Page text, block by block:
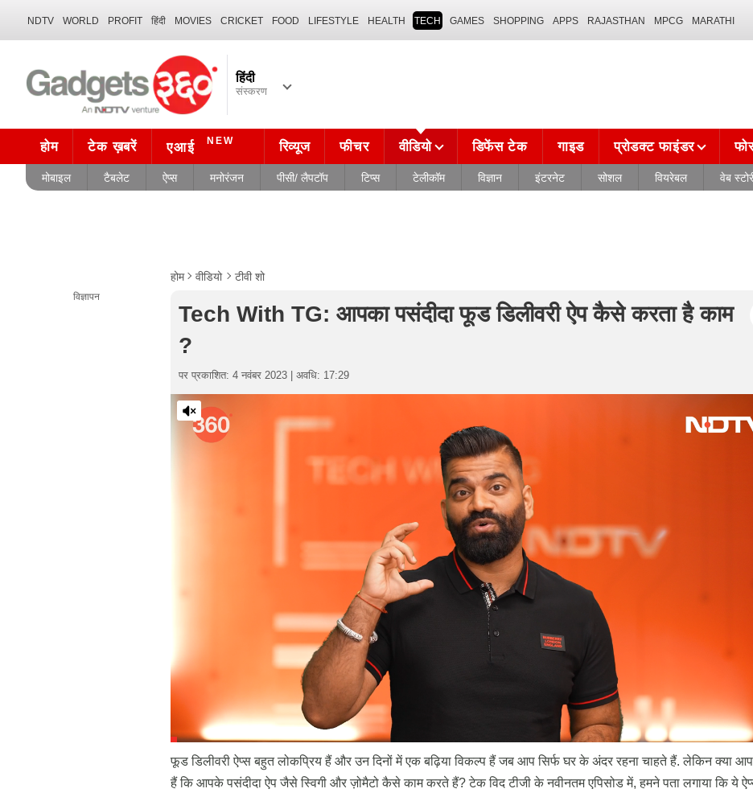
NDTV WORLD PROFIT हिंदी MOVIES CRICKET FOOD LIFESTYLE HEALTH TECH GAMES SHOPPING APPS RAJASTHAN MPCG MARATHI
हिंदी
संस्करण
होम टेक ख़बरें एआई NEW रिव्यूज फीचर वीडियो डिफेंस टेक गाइड प्रोडक्ट फाइंडर
मोबाइल टैबलेट ऐप्स मनोरंजन पीसी/ लैपटॉप टिप्स टेलीकॉम विज्ञान इंटरनेट सोशल वियरेबल वेब
होम वीडियो टीवी शो
Tech With TG: आपका पसंदीदा फूड डिलीवरी ऐप कैसे करता है काम
?
पर प्रकाशित: 4 नवंबर 2023 | अवधि: 17:29
फूड डिलीवरी ऐप्स बहुत लोकप्रिय हैं और उन दिनों में एक बढ़िया विकल्प हैं जब आप सिर्फ घर के अंदर रहना चाहते हैं. लेकिन क्या
हैं कि आपके पसंदीदा ऐप जैसे स्विगी और ज़ोमैटो कैसे काम करते हैं? टेक विद टीजी के नवीनतम एपिसोड में, हमने पता लगाया कि ये
विज्ञापन